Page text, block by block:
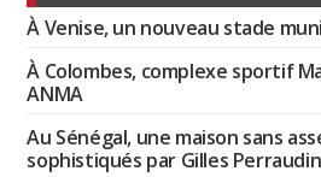
À Venise, un nouveau stade
À Colombes, complexe sportif
ANMA
Au Sénégal, une maison sans
sophistiqués par Gilles Perraudin